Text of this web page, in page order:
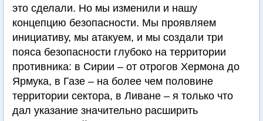
это сделали. Но мы изменили и нашу
концепцию безопасности. Мы проявляем
инициативу, мы атакуем, и мы создали три
пояса безопасности глубоко на территории
противника: в Сирии – от отрогов Хермона до
Ярмука, в Газе – на более чем половине
территории сектора, в Ливане – я только что
дал указание значительно расширить